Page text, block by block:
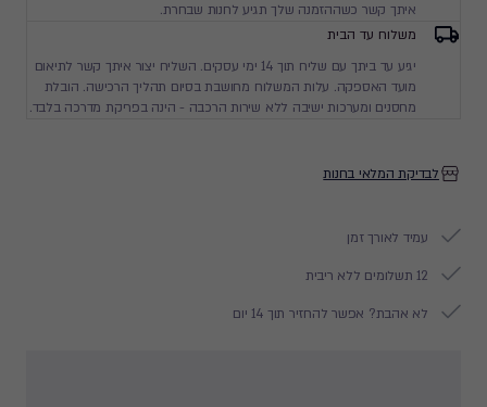
איתך קשר כשההזמנה שלך תגיע לחנות שבחרת.
משלוח עד הבית
יגיע עד ביתך עם שליח תוך 14 ימי עסקים. השליח יצור איתך קשר לתיאום
מועד האספקה. עלות המשלוח מחושבת בסיום תהליך הרכישה. הובלת
מחסנים ומערכות ישיבה ללא שירות הרכבה - הינה בפריקת מדרכה בלבד.
לבדיקת המלאי בחנות
עמיד לאורך זמן
12 תשלומים ללא ריבית
לא אהבת? אפשר להחזיר תוך 14 יום